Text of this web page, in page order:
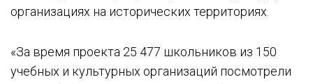
организациях на исторических территориях.
«За время проекта 25 477 школьников из 150
учебных и культурных организаций посмотрели